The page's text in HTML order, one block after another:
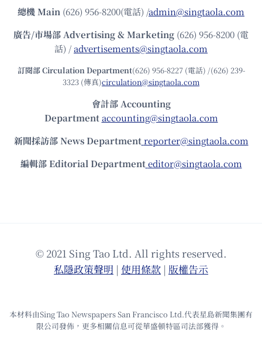
總機Main (626) 956-8200(電話) /admin@singtaola.com
廣告/市場部Advertising & Marketing (626) 956-8200 (電
話) /advertisements@singtaola.com
訂閱部 Circulation Department(626) 956-8227 (電話) /(626) 239-
3323 (傳真)circulation@singtaola.com
會計部 Accounting
Department accounting@singtaola.com
新聞採訪部 News Department reporter@singtaola.com
編輯部 Editorial Department editor@singtaola.com
© 2021 Sing Tao Ltd. All rights reserved.
私隱政策聲明 | 使⽤條款 | 版權告⽰
本材料由Sing Tao Newspapers San Francisco Ltd.代表星島新聞集團有
限公司發佈，更多相關信息可從華盛頓特區司法部獲得。